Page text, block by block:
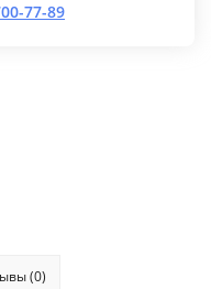
77-89
(0)